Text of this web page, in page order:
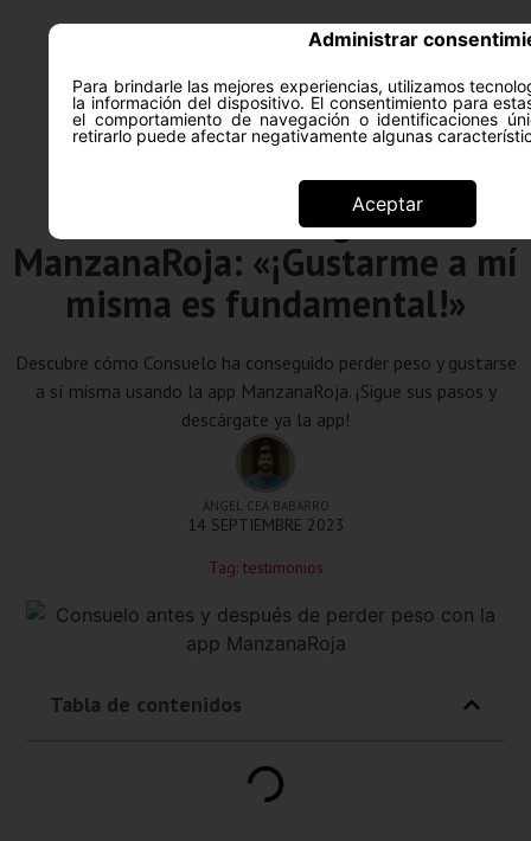
Administrar
Para brindarle las mejores experiencias, utilizamos
la información del dispositivo. El consentimiento para
el comportamiento de navegación o identificaciones
retirarlo puede afectar negativamente algunas
Aceptar
Testimonios
Consuelo -7 kg con
ManzanaRoja: «¡Gustarme a mí
misma es fundamental!»
Descubre cómo Consuelo ha conseguido perder peso y gustarse
a sí misma usando la app ManzanaRoja. ¡Sigue sus pasos y
descárgate ya la app!
ÁNGEL CEA BABARRO
14 SEPTIEMBRE 2023
Tag: testimonios
Tabla de contenidos